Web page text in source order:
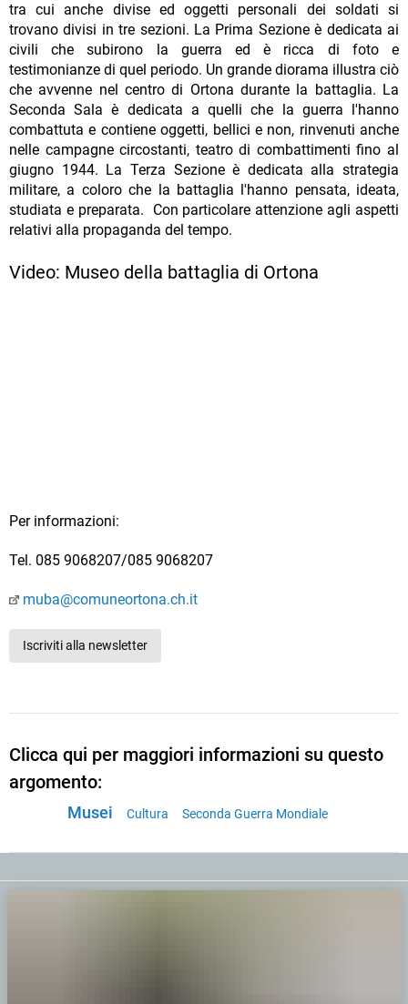
tra cui anche divise ed oggetti personali dei soldati si
trovano divisi in tre sezioni. La Prima Sezione è dedicata ai
civili che subirono la guerra ed è ricca di foto e
testimonianze di quel periodo. Un grande diorama illustra ciò
che avvenne nel centro di Ortona durante la battaglia. La
Seconda Sala è dedicata a quelli che la guerra l'hanno
combattuta e contiene oggetti, bellici e non, rinvenuti anche
nelle campagne circostanti, teatro di combattimenti fino al
giugno 1944. La Terza Sezione è dedicata alla strategia
militare, a coloro che la battaglia l'hanno pensata, ideata,
studiata e preparata. Con particolare attenzione agli aspetti
relativi alla propaganda del tempo.
Video: Museo della battaglia di Ortona
Per informazioni:
Tel. 085 9068207/085 9068207
muba@comuneortona.ch.it
Iscriviti alla newsletter
Clicca qui per maggiori informazioni su questo
argomento:
Musei Cultura Seconda Guerra Mondiale